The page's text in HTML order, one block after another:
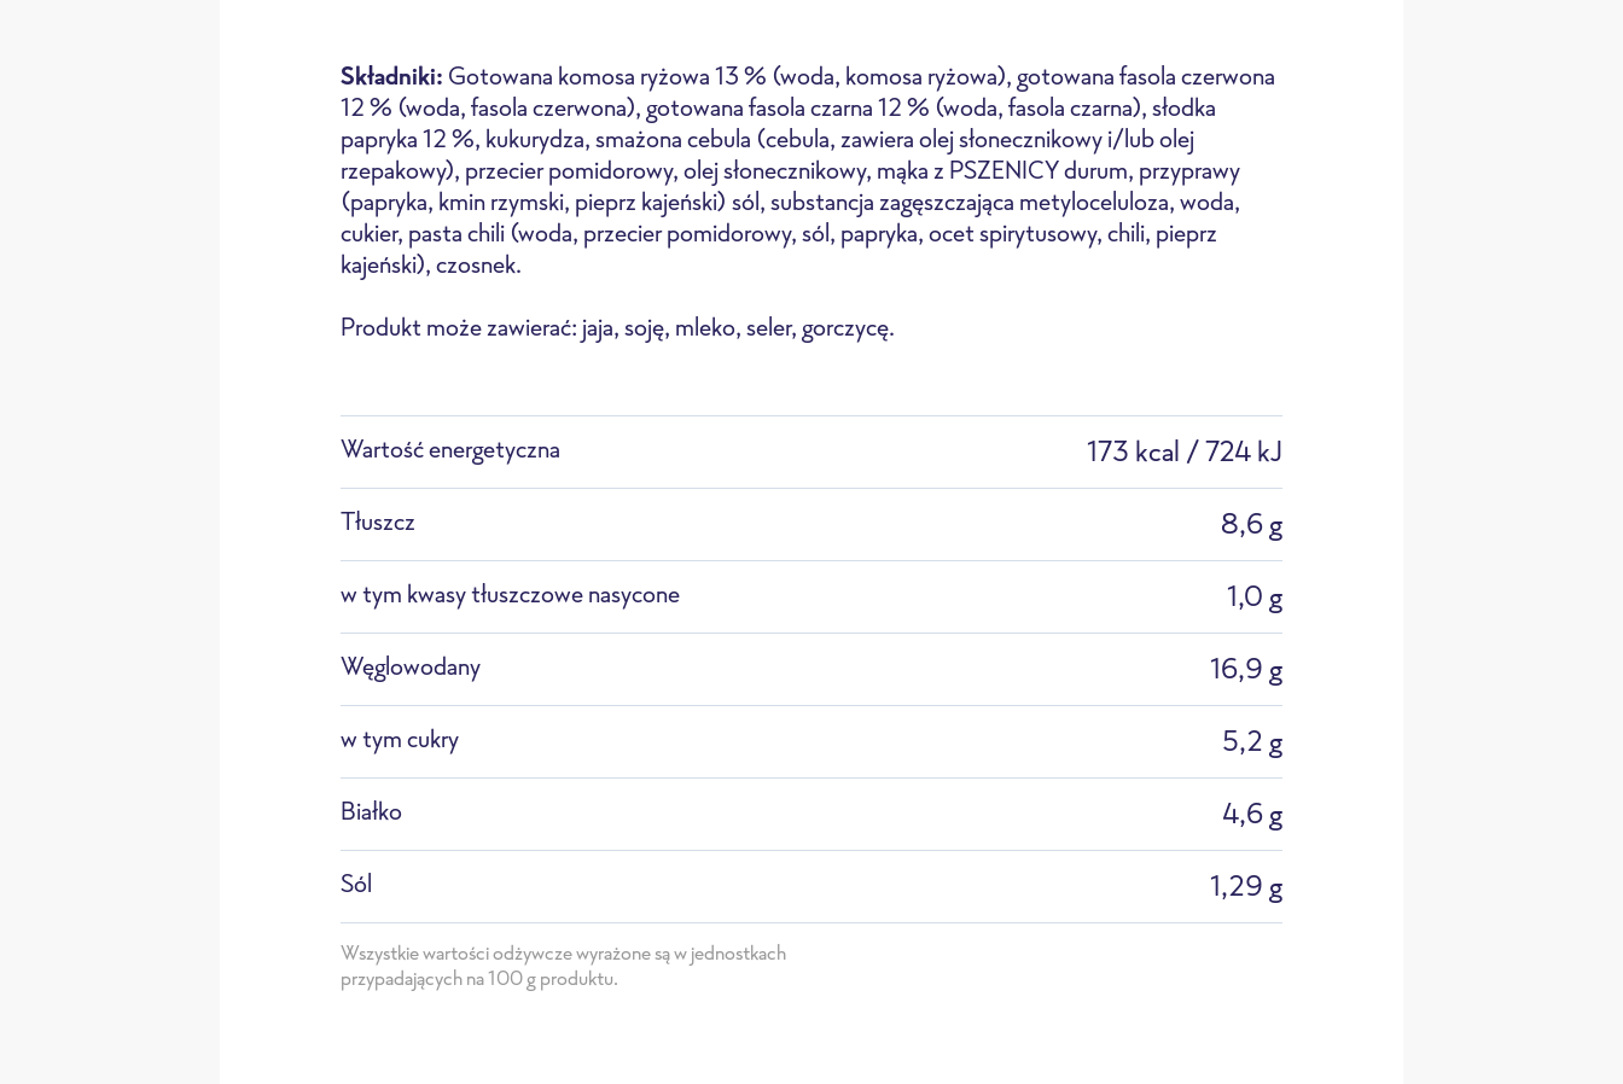
Składniki: Gotowana komosa ryżowa 13 % (woda, komosa ryżowa), gotowana fasola czerwona
12 % (woda, fasola czerwona), gotowana fasola czarna 12 % (woda, fasola czarna), słodka
papryka 12 %, kukurydza, smażona cebula (cebula, zawiera olej słonecznikowy i/lub olej
rzepakowy), przecier pomidorowy, olej słonecznikowy, mąka z PSZENICY durum, przyprawy
(papryka, kmin rzymski, pieprz kajeński) sól, substancja zagęszczająca metyloceluloza, woda,
cukier, pasta chili (woda, przecier pomidorowy, sól, papryka, ocet spirytusowy, chili, pieprz
kajeński), czosnek.
Produkt może zawierać: jaja, soję, mleko, seler, gorczycę.
Wartość energetyczna 173 kcal / 724 kJ
Tłuszcz 8,6 g
w tym kwasy tłuszczowe nasycone 1,0 g
Węglowodany 16,9 g
w tym cukry 5,2 g
Białko 4,6 g
Sól 1,29 g
Wszystkie wartości odżywcze wyrażone są w jednostkach
przypadających na 100 g produktu.
Piekarnik
Piekarnik konwekcyjno-
mikrofalowy
Frytownica Patelnia Garnek
Rozmrażanie Profesjonalna mikrofala